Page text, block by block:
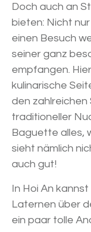
Doch auch an
bieten: Nicht
einen Besuch
seiner ganz
empfangen.
kulinarische
den
traditioneller
Baguette alles,
sieht nämlich
auch gut!
In Hoi An
Laternen über
ein paar tolle